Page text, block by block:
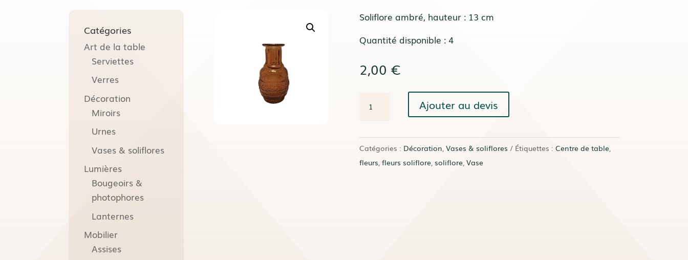
Catégories
Art de la table
Serviettes
Verres
Décoration
Miroirs
Urnes
Vases & soliflores
Lumières
Bougeoirs &
photophores
Lanternes
Mobilier
Assises
Soliflore ambré, hauteur : 13 cm
Quantité disponible : 4
2,00 €
Ajouter au devis
Catégories : Décoration, Vases & soliflores Étiquettes : Centre de table,
fleurs, fleurs soliflore, soliflore, Vase